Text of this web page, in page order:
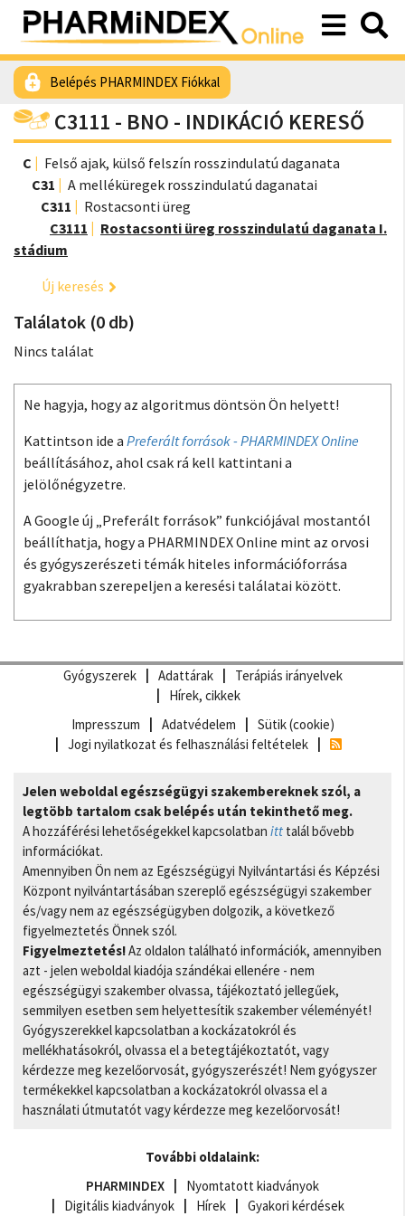
Belépés PHARMINDEX Fiókkal
C3111 - BNO - INDIKÁCIÓ KERESŐ
C
Felső ajak, külső felszín rosszindulatú daganata
C31
A melléküregek rosszindulatú daganatai
C311
Rostacsonti üreg
C3111
Rostacsonti üreg rosszindulatú daganata I.
stádium
Új keresés
Találatok (0 db)
Nincs találat
Ne hagyja, hogy az algoritmus döntsön Ön helyett!
Kattintson ide a Preferált források - PHARMINDEX Online
beállításához, ahol csak rá kell kattintani a
jelölőnégyzetre.
A Google új „Preferált források” funkciójával mostantól
beállíthatja, hogy a PHARMINDEX Online mint az orvosi
és gyógyszerészeti témák hiteles információforrása
gyakrabban szerepeljen a keresési találatai között.
Gyógyszerek Adattárak
Terápiás irányelvek
Hírek, cikkek
Impresszum
Adatvédelem
Sütik (cookie)
Jogi nyilatkozat és felhasználási feltételek
Jelen weboldal egészségügyi szakembereknek szól, a
legtöbb tartalom csak belépés után tekinthető meg.
A hozzáférési lehetőségekkel kapcsolatban itt talál bővebb
információkat.
Amennyiben Ön nem az Egészségügyi Nyilvántartási és Képzési
Központ nyilvántartásában szereplő egészségügyi szakember
és/vagy nem az egészségügyben dolgozik, a következő
figyelmeztetés Önnek szól.
Figyelmeztetés!Az oldalon található információk, amennyiben
azt - jelen weboldal kiadója szándékai ellenére - nem
egészségügyi szakember olvassa, tájékoztató jellegűek,
semmilyen esetben sem helyettesítik szakember véleményét!
Gyógyszerekkel kapcsolatban a kockázatokról és
mellékhatásokról, olvassa el a betegtájékoztatót, vagy
kérdezze meg kezelőorvosát, gyógyszerészét! Nem gyógyszer
termékekkel kapcsolatban a kockázatokról olvassa el a
használati útmutatót vagy kérdezze meg kezelőorvosát!
További oldalaink:
PHARMINDEX
Nyomtatott kiadványok
Digitális kiadványok
Hírek Gyakori kérdések